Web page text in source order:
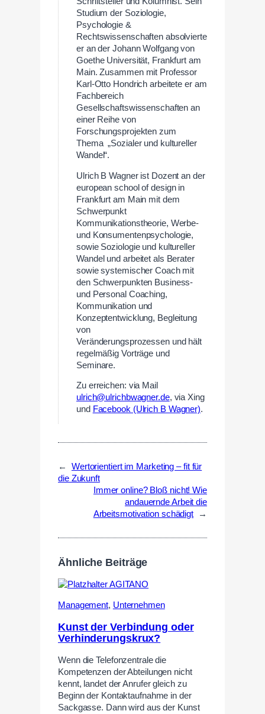
Studium der Soziologie,
Psychologie &
Rechtswissenschaften absolvierte
er an der Johann Wolfgang von
Goethe Universität, Frankfurt am
Main. Zusammen mit Professor
Karl-Otto Hondrich arbeitete er am
Fachbereich
Gesellschaftswissenschaften an
einer Reihe von
Forschungsprojekten zum
Thema „Sozialer und kultureller
Wandel“.
Ulrich B Wagner ist Dozent an der
european school of design in
Frankfurt am Main mit dem
Schwerpunkt
Kommunikationstheorie, Werbe-
und Konsumentenpsychologie,
sowie Soziologie und kultureller
Wandel und arbeitet als Berater
sowie systemischer Coach mit
den Schwerpunkten Business-
und Personal Coaching,
Kommunikation und
Konzeptentwicklung, Begleitung
von
Veränderungsprozessen und hält
regelmäßig Vorträge und
Seminare.
Zu erreichen: via Mail
ulrich@ulrichbwagner.de, via Xing
und Facebook (Ulrich B Wagner).
←
Wertorientiert im Marketing – fit für
die Zukunft
Immer online? Bloß nicht! Wie
andauernde Arbeit die
Arbeitsmotivation schädigt
→
Ähnliche Beiträge
Management, Unternehmen
Kunst der Verbindung oder
Verhinderungskrux?
Wenn die Telefonzentrale die
Kompetenzen der Abteilungen nicht
kennt, landet der Anrufer gleich zu
Beginn der Kontaktaufnahme in der
Sackgasse. Dann wird aus der Kunst